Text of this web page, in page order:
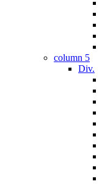
column 5
Div.